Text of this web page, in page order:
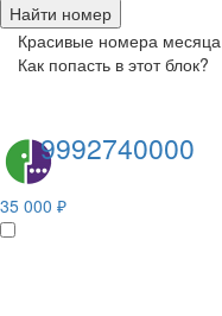
Найти номер
Красивые номера месяца
Как попасть в этот блок?
9992740000
35 000 ₽